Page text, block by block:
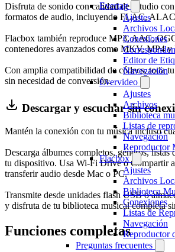
Evertag
Ajustes
Archivos
Conexiones
Editor de
Navegación
Evervideo
Ajustes
Archivos
Biblioteca
Listas de
Navegación
Reproductor
Flacbox
Ajustes
Archivos
Biblioteca
Conexiones
Listas de
Navegación
Reproductor
Preguntas frecuentes
Disfruta de sonido con calidad de estudio
formatos de audio, incluyendo FLAC,
Flacbox también reproduce MP3, AAC,
contenedores avanzados como MKV, MP4
Con amplia compatibilidad de códecs, toda
sin necesidad de conversión.
Descargar y escuchar sin
Mantén la conexión con tu música incluso
Descarga álbumes completos, géneros, listas
tu dispositivo. Usa Wi-Fi Drive o Compartir
transferir audio desde Mac o PC.
Transmite desde unidades flash USB o
y disfruta de tu biblioteca musical completa
Funciones completas